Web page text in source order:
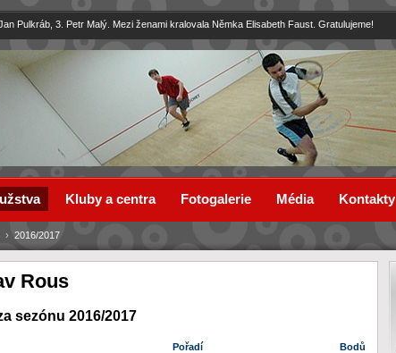
Pulkráb, 3. Petr Malý. Mezi ženami kralovala Němka Elisabeth Faust. Gratulujeme!
Rous
sezónu 2016/2017
Pořadí Bodů
› 2016/2017
Kluby a centra Fotogalerie Média Kontakty